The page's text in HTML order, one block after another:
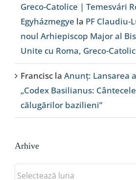
Greco-Catolice | Temesvári
Egyházmegye la PF Claudiu-
noul Arhiepiscop Major al
Unite cu Roma, Greco-
Francisc la Anunț: Lansarea
„Codex Basilianus:
călugărilor bazilieni”
Arhive
Arhive